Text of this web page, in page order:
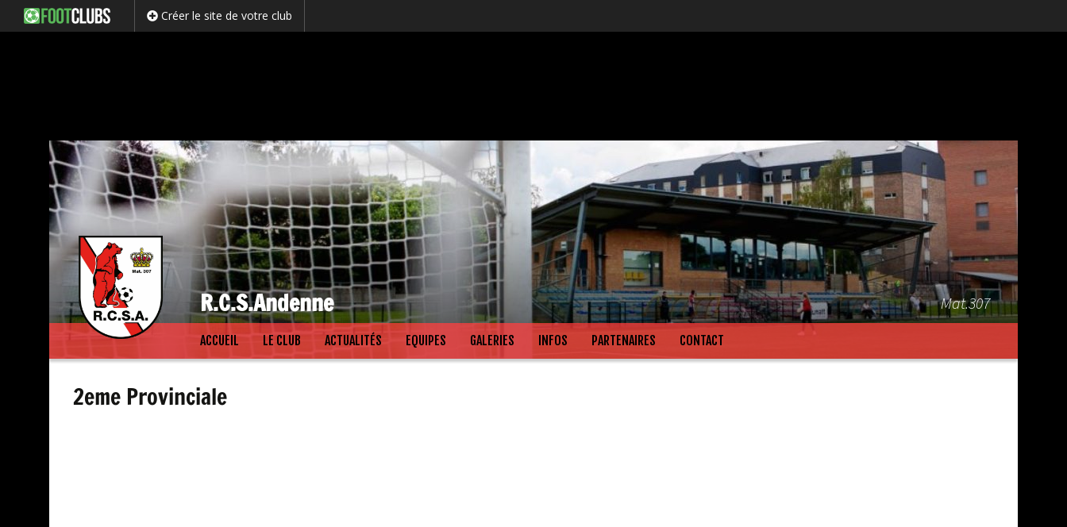
Créer le site de votre club
R.C.S.Andenne Mat.307
Passer
ACCUEIL LE CLUB ACTUALITÉS EQUIPES GALERIES INFOS PARTENAIRES CONTACT
2eme Provinciale